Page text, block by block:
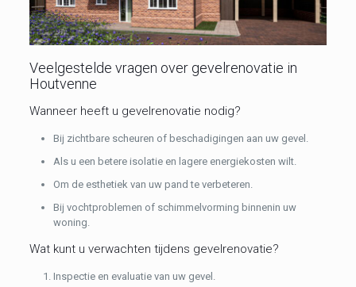
Veelgestelde vragen over gevelrenovatie in
Houtvenne
Wanneer heeft u gevelrenovatie nodig?
Bij zichtbare scheuren of beschadigingen aan uw gevel.
Als u een betere isolatie en lagere energiekosten wilt.
Om de esthetiek van uw pand te verbeteren.
Bij vochtproblemen of schimmelvorming binnenin uw
woning.
Wat kunt u verwachten tijdens gevelrenovatie?
Inspectie en evaluatie van uw gevel.